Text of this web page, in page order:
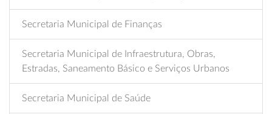
Secretaria Municipal de Finanças
Secretaria Municipal de Infraestrutura, Obras,
Estradas, Saneamento Básico e Serviços Urbanos
Secretaria Municipal de Saúde